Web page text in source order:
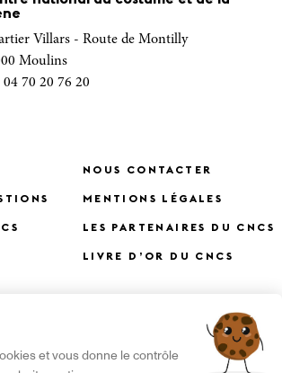
Villars - Route de Montilly
Moulins
04 70 20 76 20
NOUS CONTACTER
MENTIONS LÉGALES
LES PARTENAIRES DU CNCS
LIVRE D’OR DU CNCS
À LA NEWSLETTER X
et vous donne le contrôle